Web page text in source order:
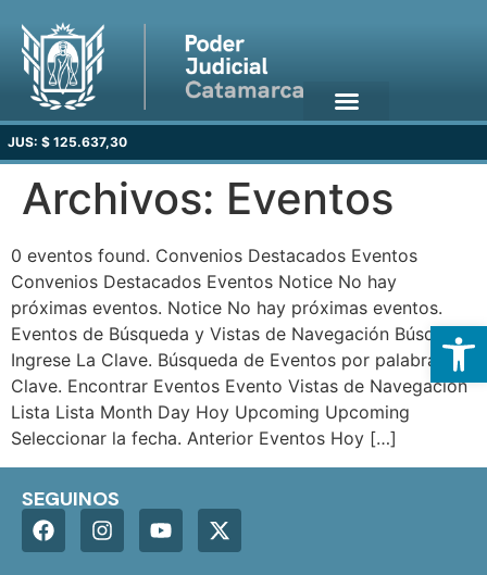
JUS: $ 125.637,30
Archivos: Eventos
0 eventos found. Convenios Destacados Eventos
Convenios Destacados Eventos Notice No hay
próximas eventos. Notice No hay próximas eventos.
Eventos de Búsqueda y Vistas de Navegación Búsqueda
Ingrese La Clave. Búsqueda de Eventos por palabra
Clave. Encontrar Eventos Evento Vistas de Navegación
Lista Lista Month Day Hoy Upcoming Upcoming
Seleccionar la fecha. Anterior Eventos Hoy […]
SEGUINOS